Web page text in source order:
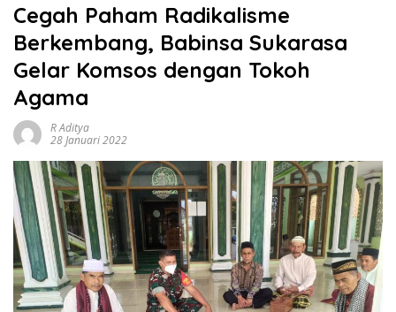
Cegah Paham Radikalisme
Berkembang, Babinsa Sukarasa
Gelar Komsos dengan Tokoh
Agama
R Aditya
28 Januari 2022